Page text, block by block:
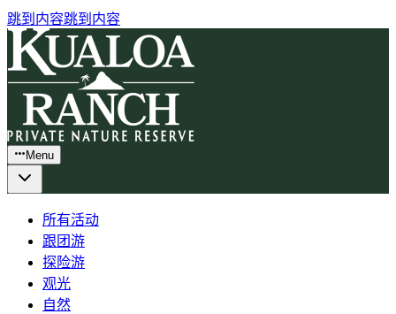
跳到内容跳到内容
Menu
所有活动
跟团游
探险游
观光
自然